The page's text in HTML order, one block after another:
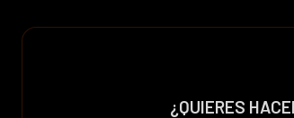
¿QUIERES